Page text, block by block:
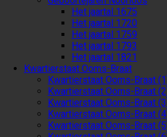
Het jaartal 1675
Het jaartal 1720
Het jaartal 1759
Het jaartal 1793
Het jaartal 1821
Kwartierstaat Ooms-Braat
Kwartierstaat Ooms-Braat
Kwartierstaat Ooms-Braat
Kwartierstaat Ooms-Braat
Kwartierstaat Ooms-Braat
Kwartierstaat Ooms-Braat